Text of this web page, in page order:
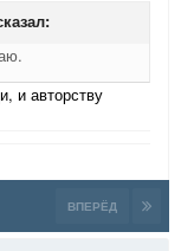
и авторству
ВПЕРЁД